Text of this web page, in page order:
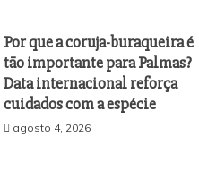
Por que a coruja-buraqueira é
tão importante para Palmas?
Data internacional reforça
cuidados com a espécie
agosto 4, 2026